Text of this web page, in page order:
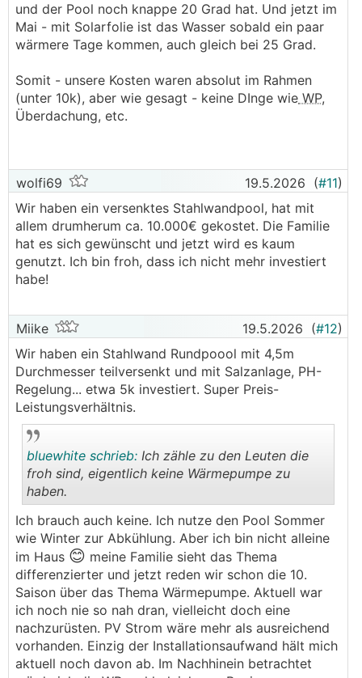
und der Pool noch knappe 20 Grad hat. Und jetzt im
Mai - mit Solarfolie ist das Wasser sobald ein paar
wärmere Tage kommen, auch gleich bei 25 Grad.
Somit - unsere Kosten waren absolut im Rahmen
(unter 10k), aber wie gesagt - keine DInge wie WP,
Überdachung, etc.
wolfi69 19.5.2026 (#11)
Wir haben ein versenktes Stahlwandpool, hat mit
allem drumherum ca. 10.000€ gekostet. Die Familie
hat es sich gewünscht und jetzt wird es kaum
genutzt. Ich bin froh, dass ich nicht mehr investiert
habe!
Miike 19.5.2026 (#12)
Wir haben ein Stahlwand Rundpoool mit 4,5m
Durchmesser teilversenkt und mit Salzanlage, PH-
Regelung... etwa 5k investiert. Super Preis-
Leistungsverhältnis.
..
bluewhite schrieb: Ich zähle zu den Leuten die
froh sind, eigentlich keine Wärmepumpe zu
haben.
Ich brauch auch keine. Ich nutze den Pool Sommer
wie Winter zur Abkühlung. Aber ich bin nicht alleine
im Haus 😊 meine Familie sieht das Thema
differenzierter und jetzt reden wir schon die 10.
Saison über das Thema Wärmepumpe. Aktuell war
ich noch nie so nah dran, vielleicht doch eine
nachzurüsten. PV Strom wäre mehr als ausreichend
vorhanden. Einzig der Installationsaufwand hält mich
aktuell noch davon ab. Im Nachhinein betrachtet